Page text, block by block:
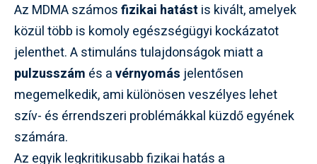
Az MDMA számosfizikai hatást is kivált, amelyek
közül több is komoly egészségügyi kockázatot
jelenthet. A stimuláns tulajdonságok miatt a
pulzusszám és avérnyomás jelentősen
megemelkedik, ami különösen veszélyes lehet
szív- és érrendszeri problémákkal küzdő egyének
számára.
Az egyik legkritikusabb fizikai hatás a